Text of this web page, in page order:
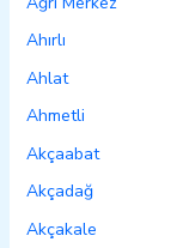
Ahırlı
Ahlat
Ahmetli
Akçaabat
Akçadağ
Akçakale